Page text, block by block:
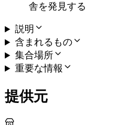
舎を発見する
説明
含まれるもの
集合場所
重要な情報
提供元